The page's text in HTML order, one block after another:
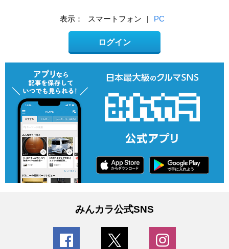
表示： スマートフォン | PC
ログイン
みんカラ公式SNS